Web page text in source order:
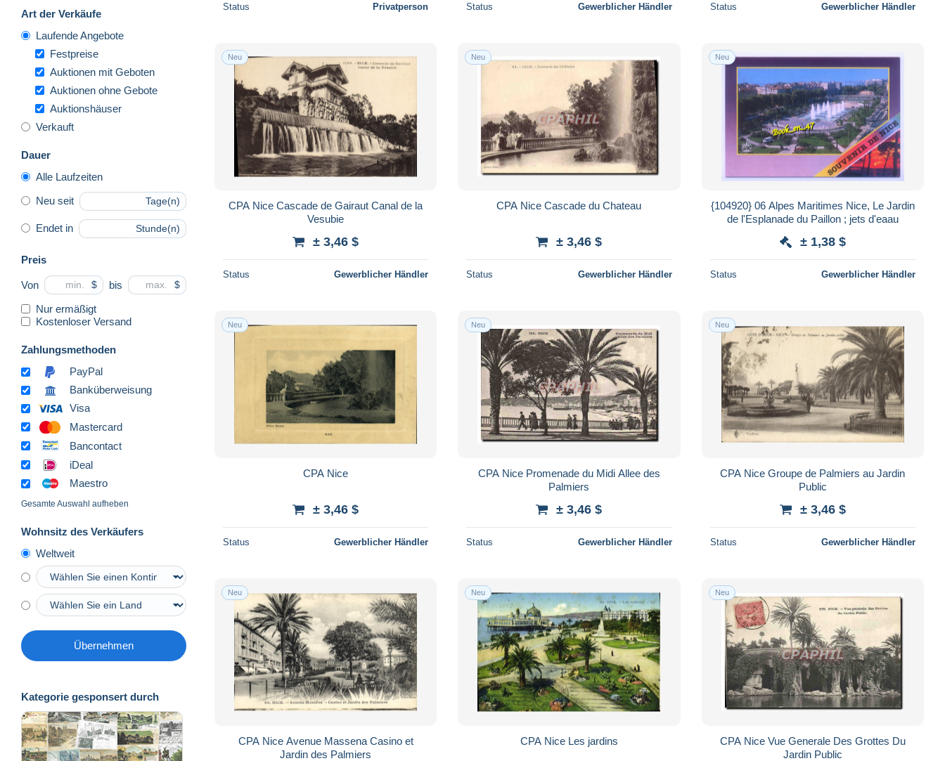
Art der Verkäufe
Laufende Angebote
Festpreise
Auktionen mit Geboten
Auktionen ohne Gebote
Auktionshäuser
Verkauft
Dauer
Alle Laufzeiten
Neu seit Tage(n)
Endet in Stunde(n)
Preis
Von $ bis $
Nur ermäßigt
Kostenloser Versand
Zahlungsmethoden
PayPal
Banküberweisung
Visa
Mastercard
Bancontact
iDeal
Maestro
Gesamte Auswahl aufheben
Wohnsitz des Verkäufers
Weltweit
Übernehmen
Kategorie gesponsert durch
Status Privatperson Status Gewerblicher Händler Status Gewerblicher Händler
Neu
CPA Nice Cascade de Gairaut Canal de la
Vesubie
± 3,46 $
Status Gewerblicher Händler
Neu
CPA Nice Cascade du Chateau
± 3,46 $
Status Gewerblicher Händler
Neu
{104920} 06 Alpes Maritimes Nice, Le Jardin
de l'Esplanade du Paillon ; jets d'eaau
± 1,38 $
Status Gewerblicher Händler
Neu
CPA Nice
± 3,46 $
Status Gewerblicher Händler
Neu
CPA Nice Promenade du Midi Allee des
Palmiers
± 3,46 $
Status Gewerblicher Händler
Neu
CPA Nice Groupe de Palmiers au Jardin
Public
± 3,46 $
Status Gewerblicher Händler
Neu
CPA Nice Avenue Massena Casino et
Jardin des Palmiers
Neu
CPA Nice Les jardins
Neu
CPA Nice Vue Generale Des Grottes Du
Jardin Public